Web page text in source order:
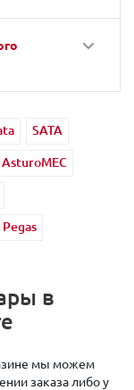
SATA
AsturoMEC
Pegas
в
мы можем
заказа либо у